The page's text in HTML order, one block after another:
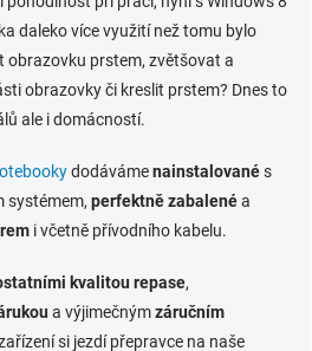
daleko více využití než tomu bylo
obrazovku prstem, zvětšovat a
obrazovky či kreslit prstem? Dnes to
ale i domácností.
dodávámenainstalovanés
systémem, perfektně zabalenéa
i včetně přívodního kabelu.
kvalitou repase,
a výjimečnýmzáručním
si jezdí přepravce na naše